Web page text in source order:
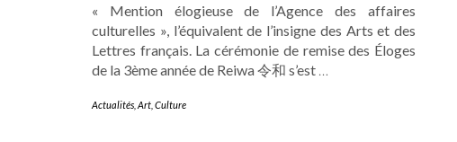
« Mention élogieuse de l’Agence des affaires
culturelles », l’équivalent de l’insigne des Arts et des
Lettres français. La cérémonie de remise des Éloges
de la 3ème année de Reiwa 令和 s’est
Actualités Art Culture